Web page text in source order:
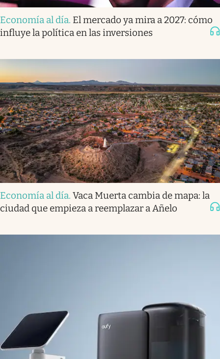
Economía al día. El mercado ya mira a 2027: cómo
influye la política en las inversiones
Economía al día. Vaca Muerta cambia de mapa: la
ciudad que empieza a reemplazar a Añelo